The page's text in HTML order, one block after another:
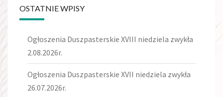
OSTATNIE WPISY
Ogłoszenia Duszpasterskie XVIII niedziela zwykła
2.08.2026r.
Ogłoszenia Duszpasterskie XVII niedziela zwykła
26.07.2026r.